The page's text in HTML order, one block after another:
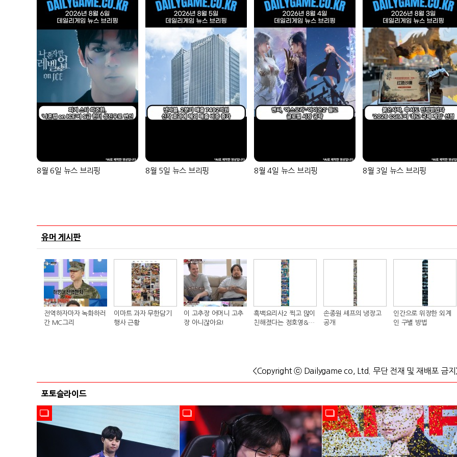
8월 6일 뉴스 브리핑 8월 5일 뉴스 브리핑 8월 4일 뉴스 브리핑 8월 3일 뉴스 브리핑
유머 게시판
전역하자마자 녹화하러
간 MC그리
이마트 과자 무한담기
행사 근황
이 고추장 어머니 고추
장 아니잖아요!
흑백요리사2 찍고 많이
친해졌다는 정호영&샘
손종원 셰프의 냉장고
공개
인간으로 위장한 외계
인 구별 방법
<Copyright ⓒ Dailygame co, Ltd. 무단 전재 및 재배포 금지
포토슬라이드